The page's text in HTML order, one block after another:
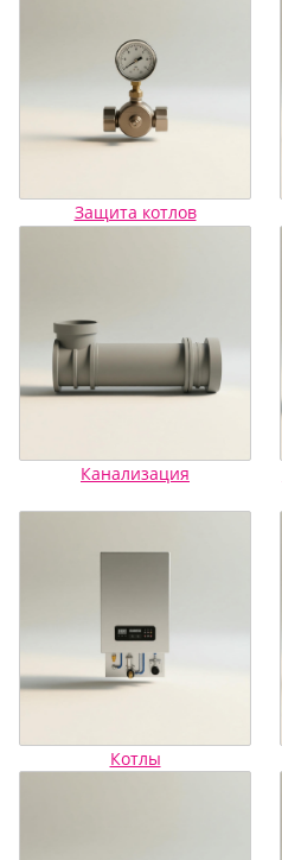
Защита котлов
Канализация
Котлы